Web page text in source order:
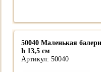
50040 Маленькая
h 13,5 см
Артикул: 50040